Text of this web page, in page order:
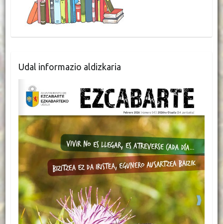
Udal informazio aldizkaria